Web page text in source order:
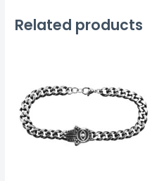
Related products